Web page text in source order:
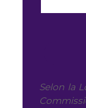
Selon la